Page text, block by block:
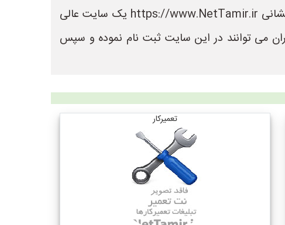
در سایت نت تعمیر می توانید لیست بهترین فروشگاه های تعمیر را مشاهده کنید. سایت نت تعمیر به نشانی https://www.NetTamir.ir یک سایت عالی
می توانند در این سایت ثبت نام نموده و سپس
تعمیرکار